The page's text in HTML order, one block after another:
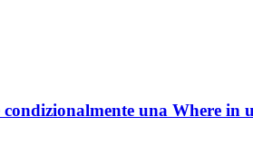
condizionalmente una Where